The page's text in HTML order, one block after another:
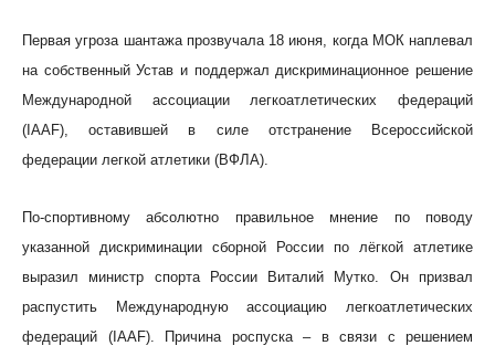
Первая угроза шантажа прозвучала 18 июня, когда МОК наплевал
на собственный Устав и поддержал дискриминационное решение
Международной ассоциации легкоатлетических федераций
(IAAF), оставившей в силе отстранение Всероссийской
федерации легкой атлетики (ВФЛА).
По-спортивному абсолютно правильное мнение по поводу
указанной дискриминации сборной России по лёгкой атлетике
выразил министр спорта России Виталий Мутко. Он призвал
распустить Международную ассоциацию легкоатлетических
федераций (IAAF). Причина роспуска – в связи с решением